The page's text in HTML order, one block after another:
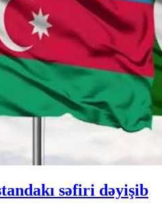
səfiri dəyişib